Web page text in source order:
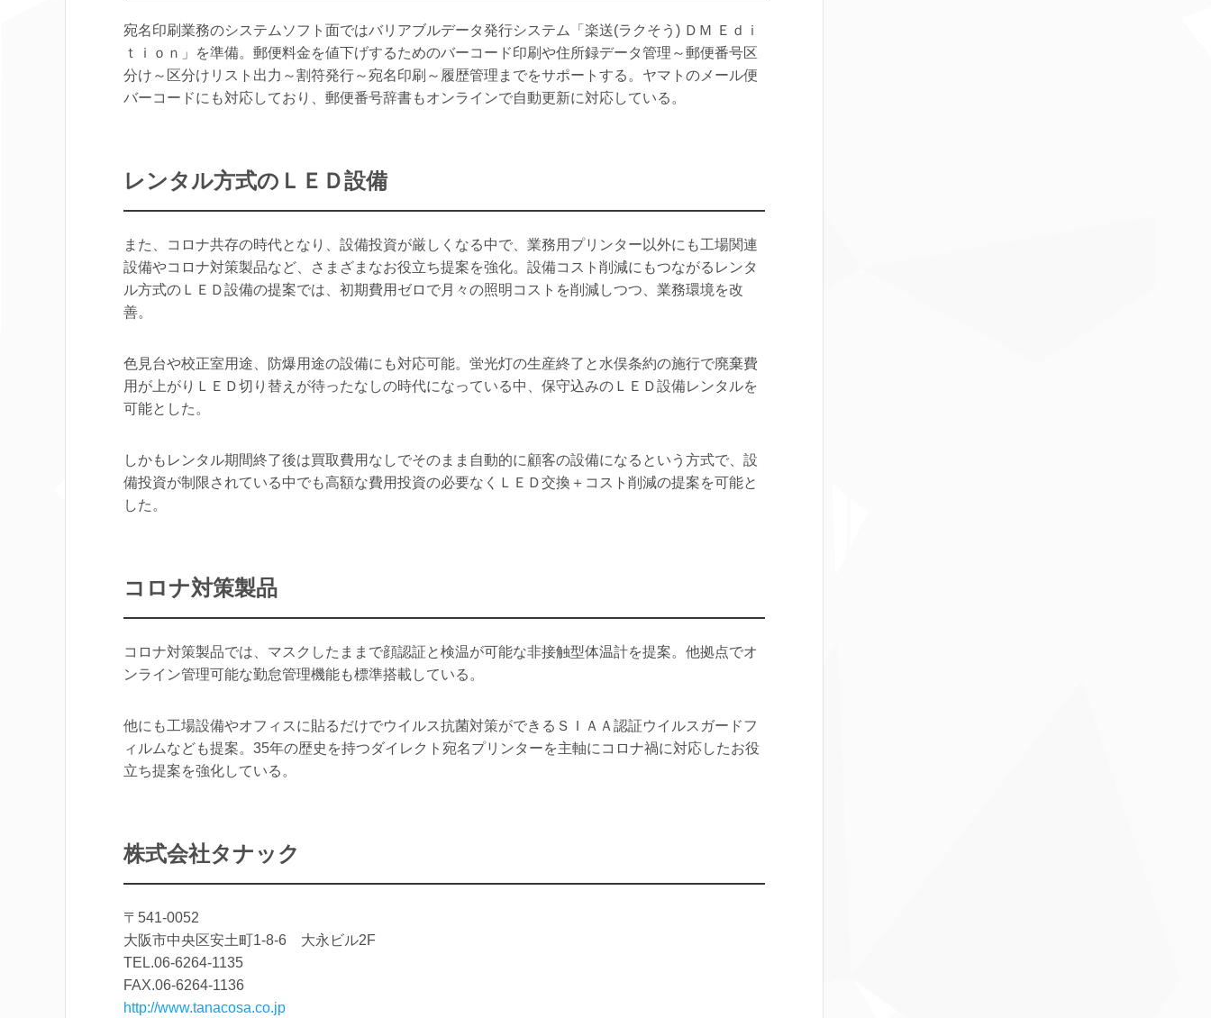
宛名印刷業務のシステムソフト面ではバリアブルデータ発行システム「楽送(ラクそう) ＤＭ Ｅｄｉ
ｔｉｏｎ」を準備。郵便料金を値下げするためのバーコード印刷や住所録データ管理～郵便番号区
分け～区分けリスト出力～割符発行～宛名印刷～履歴管理までをサポートする。ヤマトのメール便
バーコードにも対応しており、郵便番号辞書もオンラインで自動更新に対応している。
レンタル方式のＬＥＤ設備
また、コロナ共存の時代となり、設備投資が厳しくなる中で、業務用プリンター以外にも工場関連
設備やコロナ対策製品など、さまざまなお役立ち提案を強化。設備コスト削減にもつながるレンタ
ル方式のＬＥＤ設備の提案では、初期費用ゼロで月々の照明コストを削減しつつ、業務環境を改
善。
色見台や校正室用途、防爆用途の設備にも対応可能。蛍光灯の生産終了と水俣条約の施行で廃棄費
用が上がりＬＥＤ切り替えが待ったなしの時代になっている中、保守込みのＬＥＤ設備レンタルを
可能とした。
しかもレンタル期間終了後は買取費用なしでそのまま自動的に顧客の設備になるという方式で、設
備投資が制限されている中でも高額な費用投資の必要なくＬＥＤ交換＋コスト削減の提案を可能と
した。
コロナ対策製品
コロナ対策製品では、マスクしたままで顔認証と検温が可能な非接触型体温計を提案。他拠点でオ
ンライン管理可能な勤怠管理機能も標準搭載している。
他にも工場設備やオフィスに貼るだけでウイルス抗菌対策ができるＳＩＡＡ認証ウイルスガードフ
ィルムなども提案。35年の歴史を持つダイレクト宛名プリンターを主軸にコロナ禍に対応したお役
立ち提案を強化している。
株式会社タナック
〒541-0052
大阪市中央区安土町1-8-6 大永ビル2F
TEL.06-6264-1135
FAX.06-6264-1136
http://www.tanacosa.co.jp